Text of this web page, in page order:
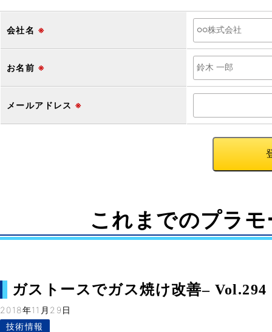
会社名 ※
お名前 ※
メールアドレス ※
これまでのプラ
ガストースでガス焼け改善– Vol.294
2018年11月29日
技術情報